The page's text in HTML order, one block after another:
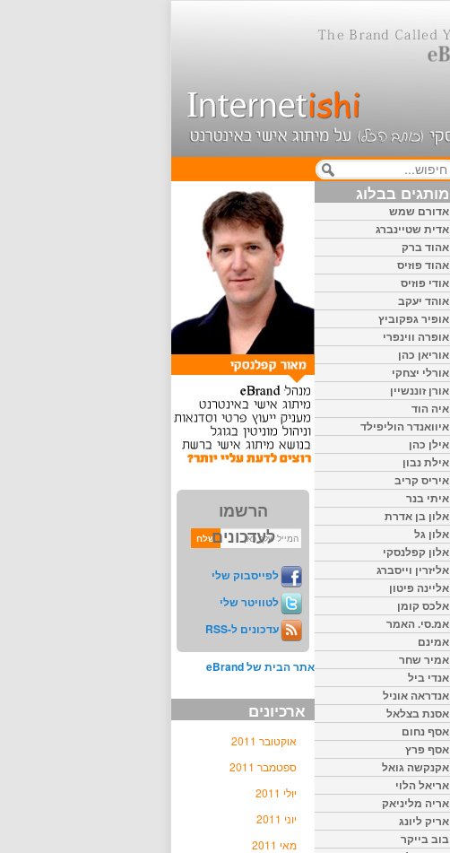
הרשמו
לעדכונים
לפייסבוק שלי
לטוויטר שלי
עדכונים ל-RSS
אתר הבית של eBrand
ארכיונים
אוקטובר 2011
ספטמבר 2011
יולי 2011
יוני 2011
מאי 2011
מותגים בבלוג
אדורם שמש
אדית שטיינברג
אהוד ברק
אהוד פוזיס
אודי פוזיס
אוהד יעקב
אופיר גפקוביץ
אופרה ווינפרי
אוריאן כהן
אורלי יצחקי
אורן זוננשיין
איה הוד
איוואנדר הוליפילד
אילן כהן
אילת נבון
איריס קריב
איתי בנר
אלון בן אדרת
אלון גל
אלון קפלנסקי
אליזרין וייסברג
אליינה פיטון
אלכס קומן
אמ.סי. האמר
אמינם
אמיר שחר
אנדי ביל
אנדראה אוניל
אסנת בצלאל
אסף נחום
אסף פרץ
אקנקשה גואל
אריאל הלוי
אריה מליניאק
אריק ליונג
בוב בייקר